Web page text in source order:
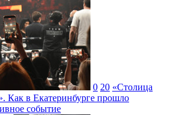
0 20 «Столица
Как в Екатеринбурге прошло
событие